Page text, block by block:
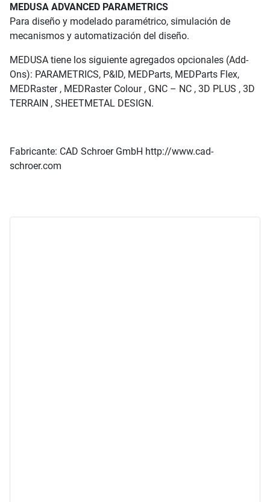
MEDUSA ADVANCED PARAMETRICS
Para diseño y modelado paramétrico, simulación de
mecanismos y automatización del diseño.
MEDUSA tiene los siguiente agregados opcionales (Add-
Ons): PARAMETRICS, P&ID, MEDParts, MEDParts Flex,
MEDRaster , MEDRaster Colour , GNC – NC , 3D PLUS , 3D
TERRAIN , SHEETMETAL DESIGN.
Fabricante: CAD Schroer GmbH http://www.cad-
schroer.com